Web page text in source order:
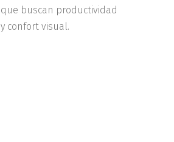
que buscan productividad
y confort visual.